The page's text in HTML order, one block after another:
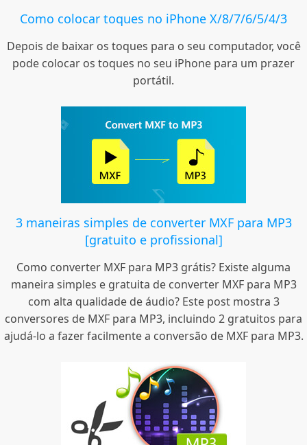
Como colocar toques no iPhone X/8/7/6/5/4/3
Depois de baixar os toques para o seu computador, você
pode colocar os toques no seu iPhone para um prazer
portátil.
3 maneiras simples de converter MXF para MP3
[gratuito e profissional]
Como converter MXF para MP3 grátis? Existe alguma
maneira simples e gratuita de converter MXF para MP3
com alta qualidade de áudio? Este post mostra 3
conversores de MXF para MP3, incluindo 2 gratuitos para
ajudá-lo a fazer facilmente a conversão de MXF para MP3.